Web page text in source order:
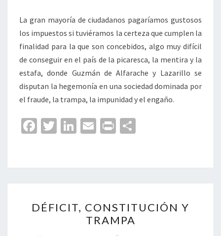
La gran mayoría de ciudadanos pagaríamos gustosos
los impuestos si tuviéramos la certeza que cumplen la
finalidad para la que son concebidos, algo muy difícil
de conseguir en el país de la picaresca, la mentira y la
estafa, donde Guzmán de Alfarache y Lazarillo se
disputan la hegemonía en una sociedad dominada por
el fraude, la trampa, la impunidad y el engaño.
Fa
o
o
k
T
er
Li
dI
n
E
l
Pr
p
ar
tir
CONSTITUCIÓN
Y
DÉFICIT, CONSTITUCIÓN Y
TRAMPA